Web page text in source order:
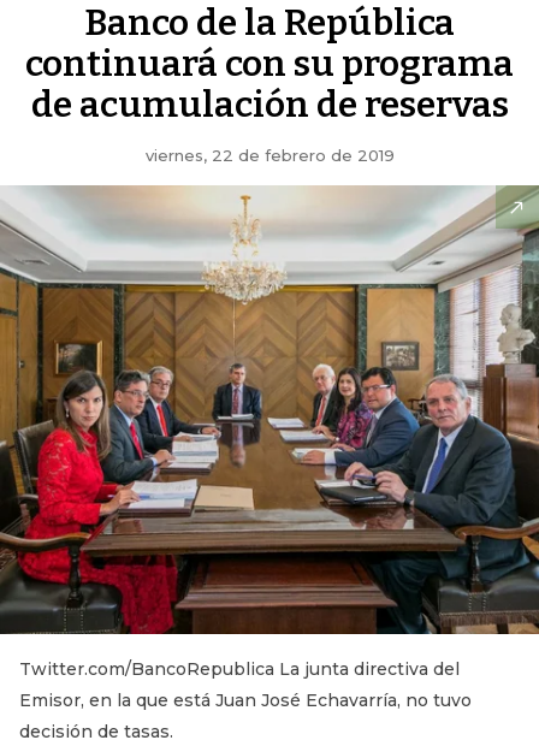
Banco de la República
continuará con su programa
de acumulación de reservas
viernes, 22 de febrero de 2019
Twitter.com/BancoRepublica La junta directiva del
Emisor, en la que está Juan José Echavarría, no tuvo
decisión de tasas.